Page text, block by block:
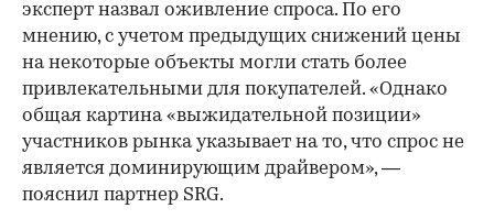
эксперт назвал оживление спроса. По его
мнению, с учетом предыдущих снижений цены
на некоторые объекты могли стать более
привлекательными для покупателей. «Однако
общая картина «выжидательной позиции»
участников рынка указывает на то, что спрос не
является доминирующим драйвером», —
пояснил партнер SRG.